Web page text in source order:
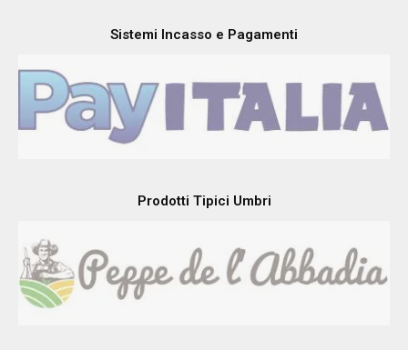
Laboratorio Analisi Sangue Urine
Sistemi Incasso e Pagamenti